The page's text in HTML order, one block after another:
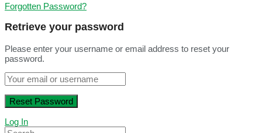
Forgotten Password?
Retrieve your password
Please enter your username or email address to reset your
password.
Log In